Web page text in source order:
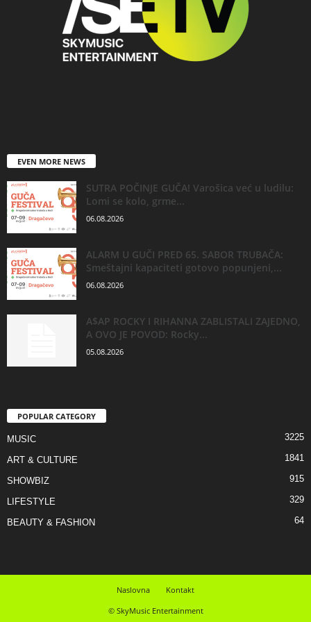
EVEN MORE NEWS
SUTRA POČINJE GUČA! Varošica već u ludilu:
Lomi se kolo, grme...
06.08.2026
ALARM U GUČI PRED 65. SABOR TRUBAČA:
Smeštajni kapaciteti gotovo popunjeni,...
06.08.2026
A$AP ROCKY I RIHANNA ZABLISTALI ZAJEDNO,
A OVO JE POVOD: Rocky...
05.08.2026
POPULAR CATEGORY
MUSIC 3225
ART & CULTURE 1841
SHOWBIZ 915
LIFESTYLE 329
BEAUTY & FASHION 64
Naslovna
Kontakt
© SkyMusic Entertainment